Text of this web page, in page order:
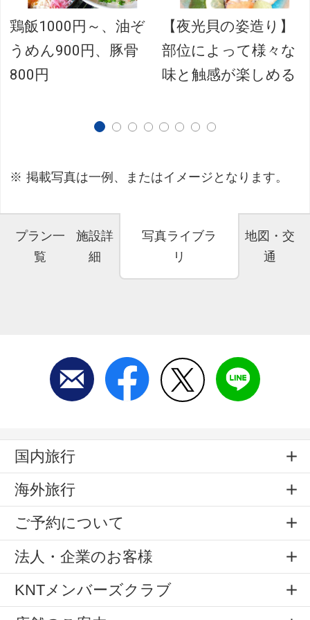
鶏飯1000円～、油ぞ
うめん900円、豚骨
800円
【夜光貝の姿造り】
部位によって様々な
味と触感が楽しめる
掲載写真は一例、またはイメージとなります。
プラン一
覧
施設詳
細
写真ライブラ
リ
地図・交
通
国内旅行
海外旅行
ご予約について
法人・企業のお客様
KNTメンバーズクラブ